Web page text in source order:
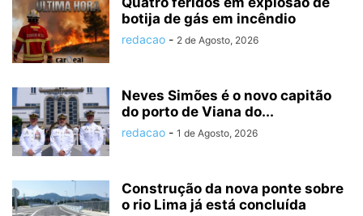
botija de gás em incêndio
redacao - 2 de Agosto, 2026
Neves Simões é o novo capitão
do porto de Viana do...
redacao - 1 de Agosto, 2026
Construção da nova ponte sobre
o rio Lima já está concluída